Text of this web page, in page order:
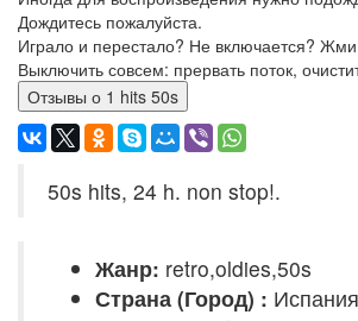
Дождитесь пожалуйста.
Играло и перестало? Не включается?
Выключить совсем: прервать поток,
Отзывы о 1 hits 50s
50s hits, 24 h. non stop!.
Жанр: retro,oldies,50s
Страна (Город) :